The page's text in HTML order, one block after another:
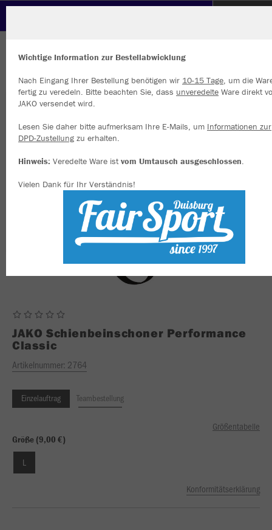
ZURÜCK
Neuss
JAKO Schienbeinschoner Performance Classic
JAKO Schienbeinschoner Performance
Classic
Artikelnummer: 2764
Einzelauftrag Teambestellung
Größentabelle
Größe (9,00 €)
L
Konformitätserklärung
Wichtige Information zur Bestellabwicklung
Nach Eingang Ihrer Bestellung benötigen wir 10-15 Tage, um die
fertig zu veredeln. Bitte beachten Sie, dass unveredelte Ware direkt
JAKO versendet wird.
Lesen Sie daher bitte aufmerksam Ihre E-Mails, um Informationen zur
DPD-Zustellung zu erhalten.
Hinweis: Veredelte Ware istvom Umtausch ausgeschlossen.
Vielen Dank für Ihr Verständnis!
Wir verwenden Cookies
Inhalte anzeigen und unsere Website verbessern. Weitere
zu den Cookies findest Du in den Einstellungen.
Alle akzeptieren
Alle ablehnen
mehr Infos
Datenschutz
Impressum